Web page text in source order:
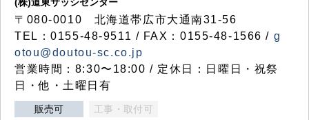
〒080-0010 北海道帯広市大通南31-56
TEL：0155-48-9511 / FAX：0155-48-1566 / g
otou@doutou-sc.co.jp
営業時間：8:30〜18:00 / 定休日：日曜日・祝祭
日・他・土曜日有
販売可 工事・取付可